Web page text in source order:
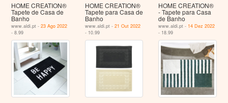
HOME CREATION®
Tapete de Casa de
Banho
www.aldi.pt -23 Ago 2022
- 8.99
HOME CREATION®
Tapete para Casa de
Banho
www.aldi.pt - 21 Out 2022
- 10.99
HOME CREATION®
- Tapete para Casa
de Banho
www.aldi.pt - 14 Dez 2022
- 18.99